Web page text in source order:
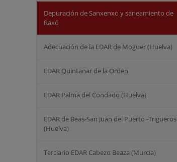
Depuración de Sanxenxo y saneamiento de
Raxó
Adecuación de la EDAR de Moguer (Huelva)
EDAR Quintanar de la Orden
EDAR Palma del Condado (Huelva)
EDAR de Beas-San Juan del Puerto -Trigueros
(Huelva)
Terciario EDAR Cabezo Beaza (Murcia)